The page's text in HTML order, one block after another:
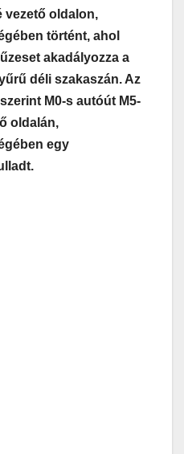
vezető oldalon,
történt, ahol
akadályozza a
déli szakaszán. Az
M0-s autóút M5-
oldalán,
egy